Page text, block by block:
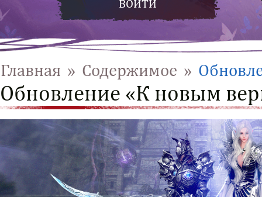
ВОЙТИ
Главная » Cодержимое »
Обновление «К новым